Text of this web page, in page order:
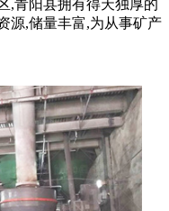
,青阳县拥有得天独厚的
源,储量丰富,为从事矿产